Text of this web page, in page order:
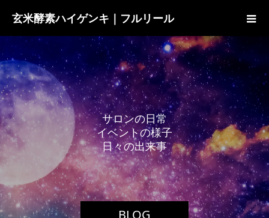
玄米酵素ハイゲンキ｜フルリール
BLOG
サロンの日常
イベン トの様子
日々の出来事